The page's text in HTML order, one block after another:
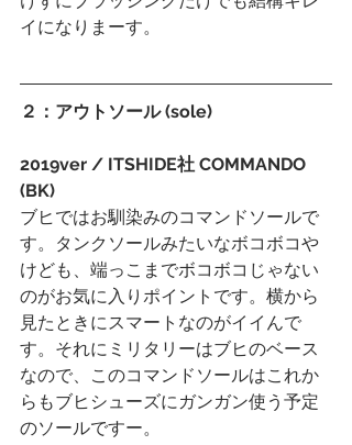
イになりまーす。
２：アウトソール (sole)
2019ver / ITSHIDE社 COMMANDO
(BK)
ブヒではお馴染みのコマンドソールで
す。タンクソールみたいなボコボコや
けども、端っこまでボコボコじゃない
のがお気に入りポイントです。横から
見たときにスマートなのがイイんで
す。それにミリタリーはブヒのベース
なので、このコマンドソールはこれか
らもブヒシューズにガンガン使う予定
のソールですー。